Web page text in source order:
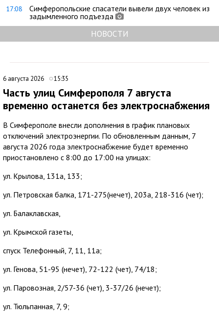
17:08
Симферопольские спасатели вывели двух человек из
задымленного подъезда
НОВОСТИ
6 августа 2026 15:35
Часть улиц Симферополя 7 августа
временно останется без электроснабжения
В Симферополе внесли дополнения в график плановых
отключений электроэнергии. По обновленным данным, 7
августа 2026 года электроснабжение будет временно
приостановлено с 8:00 до 17:00 на улицах:
ул. Крылова, 131а, 133;
ул. Петровская балка, 171-275(нечет), 203а, 218-316 (чет);
ул. Балаклавская,
ул. Крымской газеты,
спуск Телефонный, 7, 11, 11а;
ул. Генова, 51-95 (нечет), 72-122 (чет), 74/18;
ул. Паровозная, 2/57-36 (чет), 3-37/26 (нечет);
ул. Тюльпанная, 7, 9;